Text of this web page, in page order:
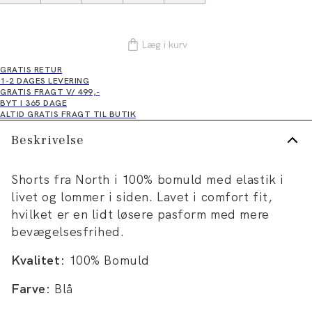
Læg i kurv
GRATIS RETUR
1-2 DAGES LEVERING
GRATIS FRAGT V/ 499,-
BYT I 365 DAGE
ALTID GRATIS FRAGT TIL BUTIK
Beskrivelse
Shorts fra North i 100% bomuld med elastik i
livet og lommer i siden. Lavet i comfort fit,
hvilket er en lidt løsere pasform med mere
bevægelsesfrihed.
Kvalitet: 100% Bomuld
Farve: Blå